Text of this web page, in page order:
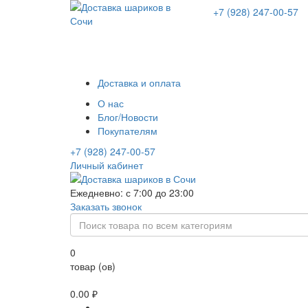
+7 (928) 247-00-57
Доставка и оплата
О нас
Блог/Новости
Покупателям
+7 (928) 247-00-57
Личный кабинет
Ежедневно: с 7:00 до 23:00
Заказать звонок
0
товар (ов)
0.00 ₽